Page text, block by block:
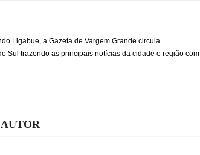
Ligabue, a Gazeta de Vargem Grande circula
Sul trazendo as principais notícias da cidade e região com